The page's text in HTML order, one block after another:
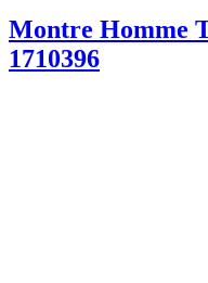
Montre Homme
1710396